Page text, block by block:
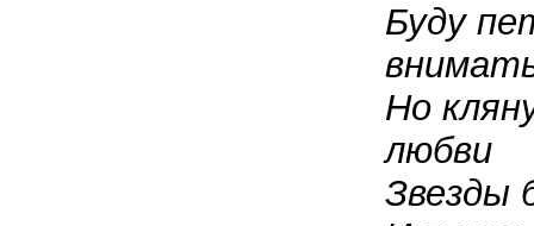
Буду
Но
любви
Звезды